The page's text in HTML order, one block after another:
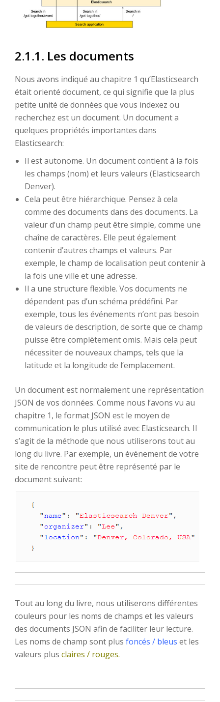
2.1.1. Les documents
Nous avons indiqué au chapitre 1 qu’Elasticsearch
était orienté document, ce qui signifie que la plus
petite unité de données que vous indexez ou
recherchez est un document. Un document a
quelques propriétés importantes dans
Elasticsearch:
Il est autonome. Un document contient à la fois
les champs (nom) et leurs valeurs (Elasticsearch
Denver).
Cela peut être hiérarchique. Pensez à cela
comme des documents dans des documents. La
valeur d’un champ peut être simple, comme une
chaîne de caractères. Elle peut également
contenir d’autres champs et valeurs. Par
exemple, le champ de localisation peut contenir à
la fois une ville et une adresse.
Il a une structure flexible. Vos documents ne
dépendent pas d’un schéma prédéfini. Par
exemple, tous les événements n’ont pas besoin
de valeurs de description, de sorte que ce champ
puisse être complètement omis. Mais cela peut
nécessiter de nouveaux champs, tels que la
latitude et la longitude de l’emplacement.
Un document est normalement une représentation
JSON de vos données. Comme nous l’avons vu au
chapitre 1, le format JSON est le moyen de
communication le plus utilisé avec Elasticsearch. Il
s’agit de la méthode que nous utiliserons tout au
long du livre. Par exemple, un événement de votre
site de rencontre peut être représenté par le
document suivant:
Tout au long du livre, nous utiliserons différentes
couleurs pour les noms de champs et les valeurs
des documents JSON afin de faciliter leur lecture.
Les noms de champ sont plus foncés / bleus et les
valeurs plus claires / rouges.